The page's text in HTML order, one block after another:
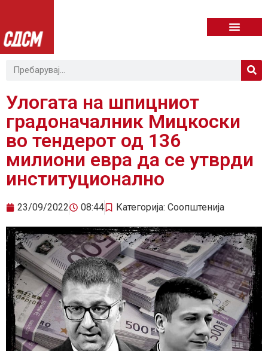
Улогата на шпицниот
градоначалник Мицкоски
во тендерот од 136
милиони евра да се утврди
институционално
23/09/2022 08:44 Категорија: Соопштенија